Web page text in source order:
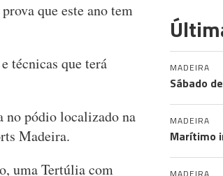
que este ano tem
técnicas que terá
no pódio localizado na
Madeira.
uma Tertúlia com
MADEIRA
Sábado
MADEIRA
Marítimo